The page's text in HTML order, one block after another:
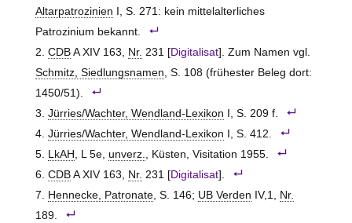
Altarpatrozinien I, S. 271: kein mittelalterliches
Patrozinium bekannt.
CDBA XIV 163, Nr. 231 [Digitalisat]. Zum Namen vgl.
Schmitz, Siedlungsnamen, S. 108 (frühester Beleg dort:
1450/51).
Jürries/Wachter, Wendland-Lexikon I, S. 209 f.
Jürries/Wachter, Wendland-Lexikon I, S. 412.
LkAH , L 5e, unverz., Küsten, Visitation 1955.
CDBA XIV 163, Nr. 231 [Digitalisat].
Hennecke, Patronate, S. 146; UB Verden IV,1, Nr.
189.